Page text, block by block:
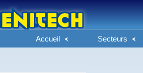
Accueil Secteurs